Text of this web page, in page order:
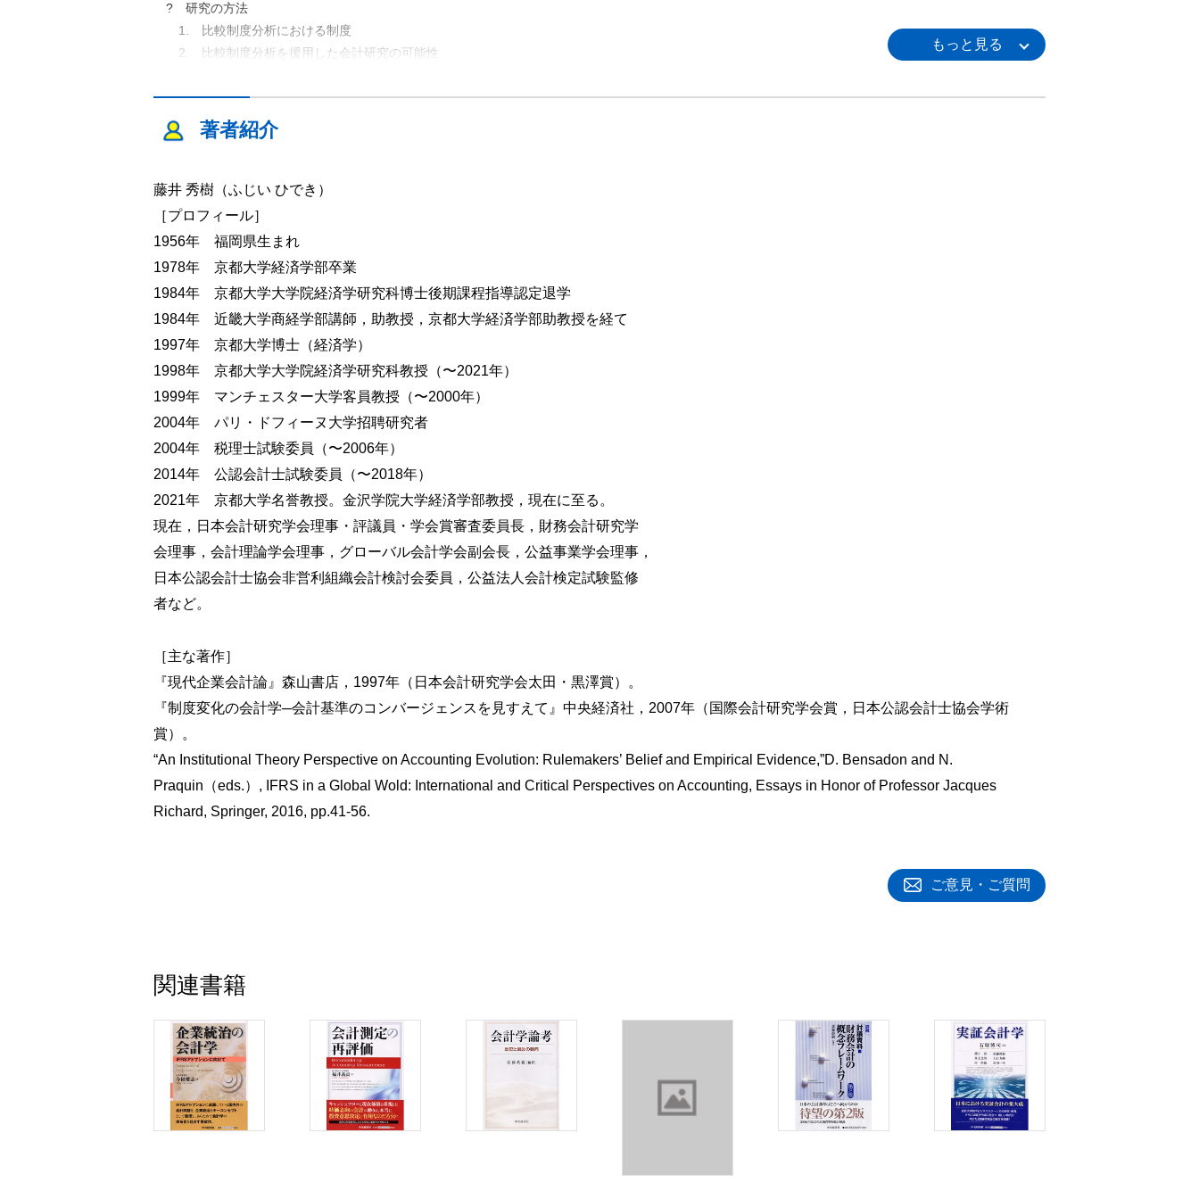
? 研究の方法
1. 比較制度分析における制度
2. 比較制度分析を援用した会計研究の可能性
第２章 原価主義と時価評価
? 時価評価の領域拡張と原価主義の揺らぎ
1. 原価主義の２つの局面と２つの論拠
2. 原価主義の規範的機能としての利益測定
3. 原価主義の論拠と資産評価
1. 資産負債アプローチの２つの理論的源流
2. 用役可能性説にもとづく実態表示思考の意義と問題点
3. 意思決定有用性アプローチにおける２つの理論的含意
? 残された課題
第３章 利益概念と情報価値
? はじめに
? 会計の本質的機能としての実現利益の決定
? 企業行動としての会計行動と「経営者の意図」の情報価値
? おわりに
第４章 アメリカにおける利益測定論の展開
―1960年代までの実現概念の変遷を手がかりとして―
? はじめに
? 資産・負債の認識規準としての実現の提示
―1957年改訂会計原則（AAA[1957])―
? 認識規準としての実現の否認
―1962年会計原則試案（AICPA[1962])―
? 収益認識規準としての実現への回帰
―1964年委員会報告（AAA[1965])―
1. 実質優先主義の萌芽と展開
1. 会計の構造
? ｢首尾一貫した理屈」と純利益の重視
? 純利益重視を支持する本質的概念としての有用性
? 純利益概念とその位置づけの普遍性
? ２つの理屈の並存理由と関係
1. ２つの理屈の並存が生じた理由
2. ２つの理屈の並存の可能性
著者紹介
藤井 秀樹（ふじい ひでき）
［プロフィール］
1956年 福岡県生まれ
1978年 京都大学経済学部卒業
1984年 京都大学大学院経済学研究科博士後期課程指導認定退学
1984年 近畿大学商経学部講師，助教授，京都大学経済学部助教授を経て
1997年 京都大学博士（経済学）
1998年 京都大学大学院経済学研究科教授（〜2021年）
1999年 マンチェスター大学客員教授（〜2000年）
2004年 パリ・ドフィーヌ大学招聘研究者
2004年 税理士試験委員（〜2006年）
2014年 公認会計士試験委員（〜2018年）
2021年 京都大学名誉教授。金沢学院大学経済学部教授，現在に至る。
現在，日本会計研究学会理事・評議員・学会賞審査委員長，財務会計研究学
会理事，会計理論学会理事，グローバル会計学会副会長，公益事業学会理事，
日本公認会計士協会非営利組織会計検討会委員，公益法人会計検定試験監修
者など。
［主な著作］
『現代企業会計論』森山書店，1997年（日本会計研究学会太田・黒澤賞）。
『制度変化の会計学─会計基準のコンバージェンスを見すえて』中央経済社，2007年（国際会計研究学会賞，日本公認会計士協会学術
賞）。
“An Institutional Theory Perspective on Accounting Evolution: Rulemakers’ Belief and Empirical Evidence,”D. Bensadon and N.
Praquin（eds.）, IFRS in a Global Wold: International and Critical Perspectives on Accounting, Essays in Honor of Professor Jacques
Richard, Springer, 2016, pp.41-56.
ご意見・ご質問
関連書籍